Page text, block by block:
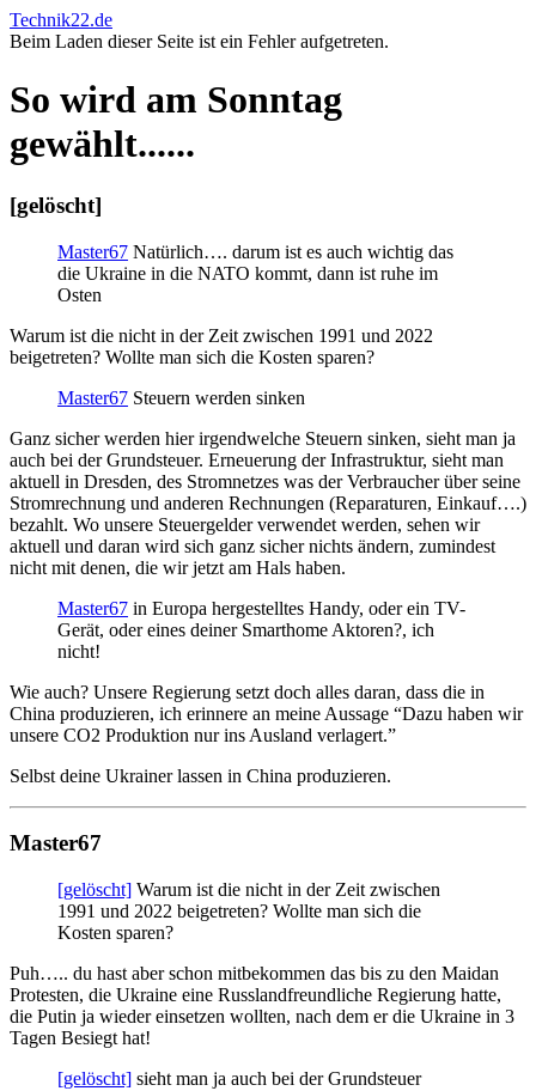
Technik22.de
Beim Laden dieser Seite ist ein Fehler aufgetreten.
So wird am Sonntag
gewählt......
[gelöscht]
Master67 Natürlich…. darum ist es auch wichtig das
die Ukraine in die NATO kommt, dann ist ruhe im
Osten
Warum ist die nicht in der Zeit zwischen 1991 und 2022
beigetreten? Wollte man sich die Kosten sparen?
Master67 Steuern werden sinken
Ganz sicher werden hier irgendwelche Steuern sinken, sieht man ja
auch bei der Grundsteuer. Erneuerung der Infrastruktur, sieht man
aktuell in Dresden, des Stromnetzes was der Verbraucher über seine
Stromrechnung und anderen Rechnungen (Reparaturen, Einkauf….)
bezahlt. Wo unsere Steuergelder verwendet werden, sehen wir
aktuell und daran wird sich ganz sicher nichts ändern, zumindest
nicht mit denen, die wir jetzt am Hals haben.
Master67 in Europa hergestelltes Handy, oder ein TV-
Gerät, oder eines deiner Smarthome Aktoren?, ich
nicht!
Wie auch? Unsere Regierung setzt doch alles daran, dass die in
China produzieren, ich erinnere an meine Aussage “Dazu haben wir
unsere CO2 Produktion nur ins Ausland verlagert.”
Selbst deine Ukrainer lassen in China produzieren.
Master67
[gelöscht] Warum ist die nicht in der Zeit zwischen
1991 und 2022 beigetreten? Wollte man sich die
Kosten sparen?
Puh….. du hast aber schon mitbekommen das bis zu den Maidan
Protesten, die Ukraine eine Russlandfreundliche Regierung hatte,
die Putin ja wieder einsetzen wollten, nach dem er die Ukraine in 3
Tagen Besiegt hat!
[gelöscht] sieht man ja auch bei der Grundsteuer